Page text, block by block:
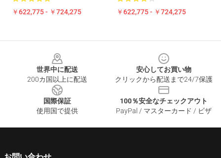
￥622,775 - ￥724,275 ￥622,775 - ￥724,275
世界中に配送
200カ国以上に配送
安心してお買い物
クリックから配送まで24/7保護
国際保証
使用国で提供
100％安全なチェックアウト
PayPal / マスターカード / ビザ